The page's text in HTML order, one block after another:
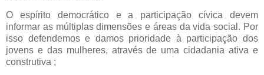
O espírito democrático e a participação cívica devem
informar as múltiplas dimensões e áreas da vida social. Por
isso defendemos e damos prioridade à participação dos
jovens e das mulheres, através de uma cidadania ativa e
construtiva ;